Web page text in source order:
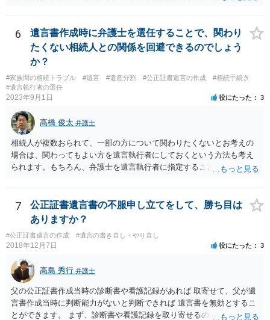
士事務所へご相談されると良いでしょう。
6
遺言書作成時に弁護士を選任することで、関わり
たくない相続人との関係を回避できるのでしょう
か？
#家族間の相続トラブル #遺言 #遺産分割 #公正証書遺言の作成
#相続手続き
#遺言執行者の選任
2023年9月1日 役にたった 3
髙橋 俊太 弁護士
相続人が複数おられて、一部の方について関わりたくないとお考えの
場合は、関わってもよい方を遺言執行者にしておくという方法も考え
られます。もちろん、弁護士を遺言執行者に指定することもできます
方に再委任の権限を付与しておくという方法もあります。 一度、弁護
士に直接ご相談されることをお勧めいたします。
7
公正証書遺言書の不服申し立てをして、勝ち目は
ありますか？
#公正証書遺言の作成 #遺言の書き直し・やり直し
2018年12月7日 役にたった 3
高島 秀行 弁護士
父の公正証書作成当時の診断書や看護記録があれば 取寄せて、父が遺
言書作成当時に判断能力がないと判断できれば 遺言書を無効とするこ
とができます。 まず、診断書や看護記録を取り寄せるのが重要となり